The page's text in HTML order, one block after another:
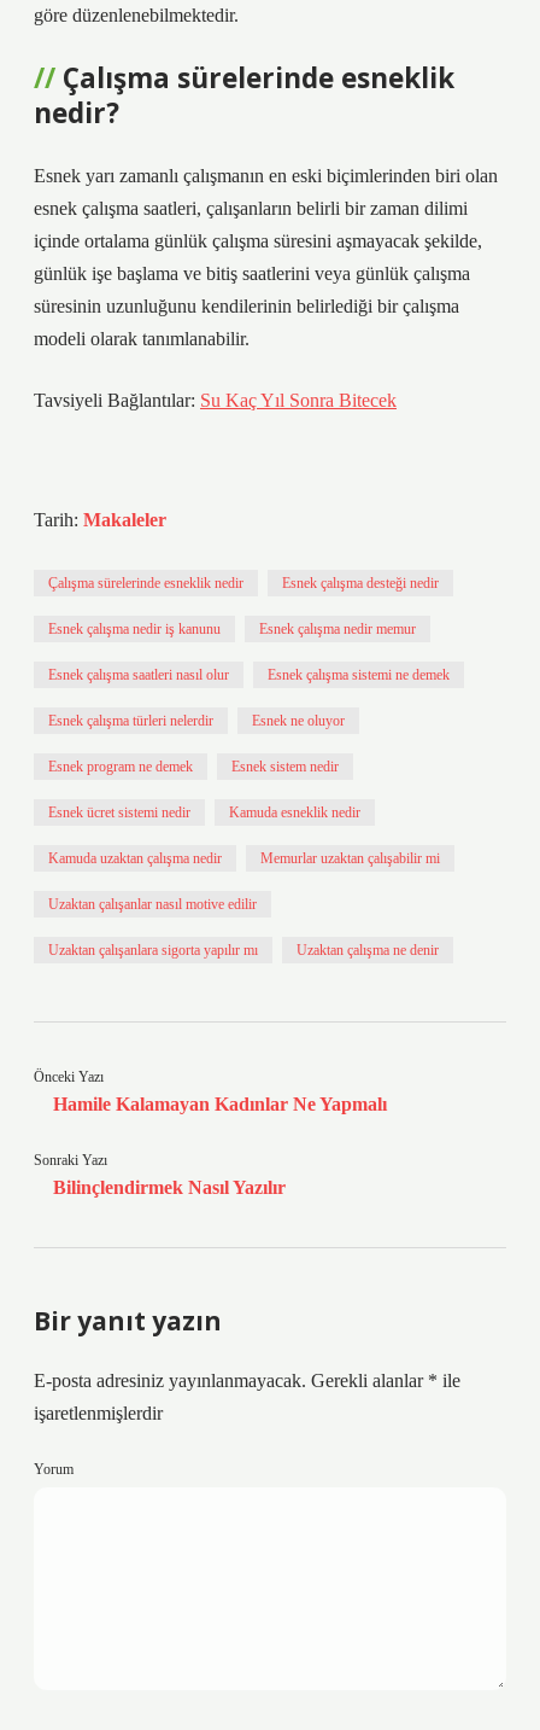
göre düzenlenebilmektedir.
Çalışma sürelerinde esneklik
nedir?
Esnek yarı zamanlı çalışmanın en eski biçimlerinden biri olan
esnek çalışma saatleri, çalışanların belirli bir zaman dilimi
içinde ortalama günlük çalışma süresini aşmayacak şekilde,
günlük işe başlama ve bitiş saatlerini veya günlük çalışma
süresinin uzunluğunu kendilerinin belirlediği bir çalışma
modeli olarak tanımlanabilir.
Tavsiyeli Bağlantılar: Su Kaç Yıl Sonra Bitecek
Tarih: Makaleler
Çalışma sürelerinde esneklik nedir Esnek çalışma desteği nedir
Esnek çalışma nedir iş kanunu Esnek çalışma nedir memur
Esnek çalışma saatleri nasıl olur Esnek çalışma sistemi ne demek
Esnek çalışma türleri nelerdir Esnek ne oluyor
Esnek program ne demek Esnek sistem nedir
Esnek ücret sistemi nedir Kamuda esneklik nedir
Kamuda uzaktan çalışma nedir Memurlar uzaktan çalışabilir mi
Uzaktan çalışanlar nasıl motive edilir
Uzaktan çalışanlara sigorta yapılır mı Uzaktan çalışma ne denir
Önceki Yazı
Hamile Kalamayan Kadınlar Ne Yapmalı
Sonraki Yazı
Bilinçlendirmek Nasıl Yazılır
Bir yanıt yazın
E-posta adresiniz yayınlanmayacak. Gerekli alanlar * ile
işaretlenmişlerdir
Yorum